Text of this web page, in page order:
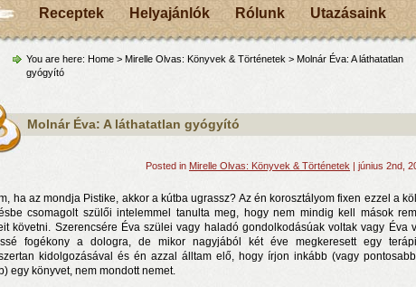
Receptek Helyajánlók Rólunk Utazásaink
You are here: Home > Mirelle Olvas: Könyvek & Történetek > Molnár Éva: A láthatatlan
gyógyító
Molnár Éva: A láthatatlan gyógyító
Posted in Mirelle Olvas: Könyvek & Történetek | június 2nd,
ha az mondja Pistike, akkor a kútba ugrassz? Az én korosztályom fixen ezzel a
csomagolt szülői intelemmel tanulta meg, hogy nem mindig kell mások
követni. Szerencsére Éva szülei vagy haladó gondolkodásúak voltak vagy Éva
fogékony a dologra, de mikor nagyjából két éve megkeresett egy
kidolgozásával és én azzal álltam elő, hogy írjon inkább (vagy
egy könyvet, nem mondott nemet.